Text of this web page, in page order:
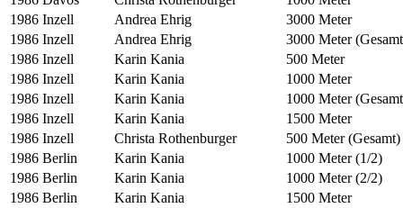
1986 Inzell Andrea Ehrig
3000 Meter
1986 Inzell Andrea Ehrig
3000 Meter
1986 Inzell Karin Kania
500 Meter
1986 Inzell Karin Kania
1000 Meter
1986 Inzell Karin Kania
1000 Meter
1986 Inzell Karin Kania
1500 Meter
1986 Inzell Christa Rothenburger
500 Meter (Gesamt)
1986 Berlin Karin Kania
1000 Meter (1/2)
1986 Berlin Karin Kania
1000 Meter (2/2)
1986 Berlin Karin Kania
1500 Meter